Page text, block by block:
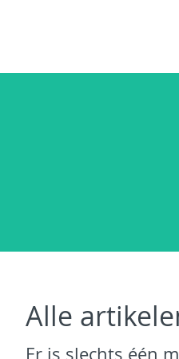
Alle
Er is slechts één